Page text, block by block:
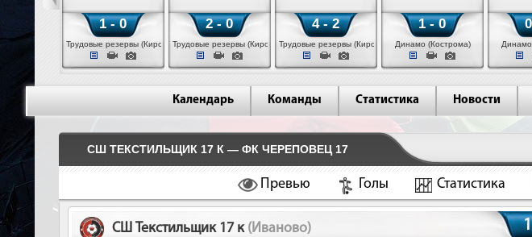
1 - 0
Трудовые резервы (Киров)
2 - 0
Трудовые резервы (Киров)
4 - 2
Трудовые резервы (Киров)
1 - 0
Динамо (Кострома)
Календарь Команды Статистика Новости
СШ ТЕКСТИЛЬЩИК 17 К — ФК ЧЕРЕПОВЕЦ 17
Превью Голы Статистика
СШ Текстильщик 17 к (Иваново)